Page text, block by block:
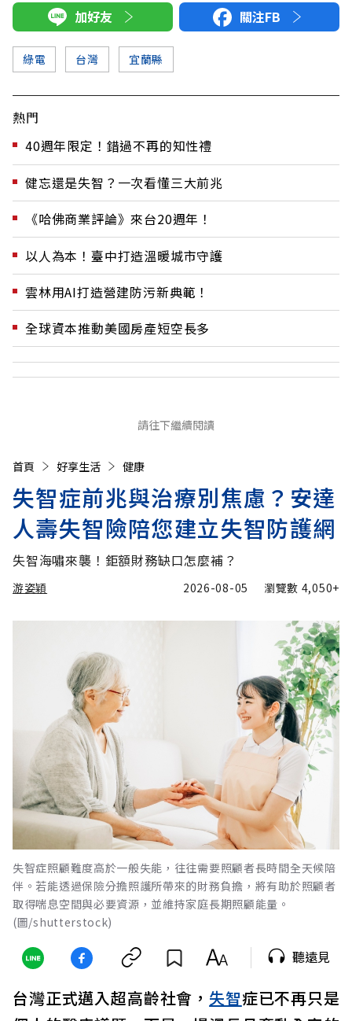
加好友 關注FB
綠電 台灣 宜蘭縣
熱門
40週年限定！錯過不再的知性禮
健忘還是失智？一次看懂三大前兆
《哈佛商業評論》來台20週年！
以人為本！臺中打造溫暖城市守護
雲林用AI打造營建防污新典範！
全球資本推動美國房產短空長多
請往下繼續閱讀
首頁 好享生活 健康
失智症前兆與治療別焦慮？安達
人壽失智險陪您建立失智防護網
失智海嘯來襲！鉅額財務缺口怎麼補？
游姿穎 2026-08-05 瀏覽數 4,050+
失智症照顧難度高於一般失能，往往需要照顧者長時間全天候陪
伴。若能透過保險分擔照護所帶來的財務負擔，將有助於照顧者
取得喘息空間與必要資源，並維持家庭長期照顧能量。
(圖/shutterstock)
聽遠見
台灣正式邁入超高齡社會， 失智症已不再只是